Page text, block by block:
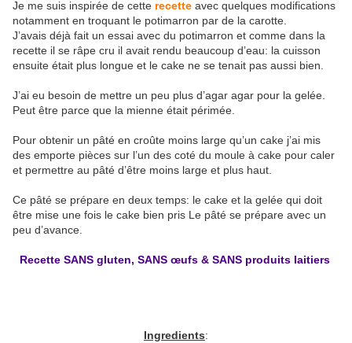
Je me suis inspirée de cette recette avec quelques modifications
notamment en troquant le potimarron par de la carotte.
J’avais déjà fait un essai avec du potimarron et comme dans la
recette il se râpe cru il avait rendu beaucoup d’eau: la cuisson
ensuite était plus longue et le cake ne se tenait pas aussi bien.
J’ai eu besoin de mettre un peu plus d’agar agar pour la gelée.
Peut être parce que la mienne était périmée.
Pour obtenir un pâté en croûte moins large qu’un cake j’ai mis
des emporte pièces sur l’un des coté du moule à cake pour caler
et permettre au pâté d’être moins large et plus haut.
Ce pâté se prépare en deux temps: le cake et la gelée qui doit
être mise une fois le cake bien pris Le pâté se prépare avec un
peu d’avance.
Recette SANS gluten, SANS œufs & SANS produits laitiers
Ingredients: